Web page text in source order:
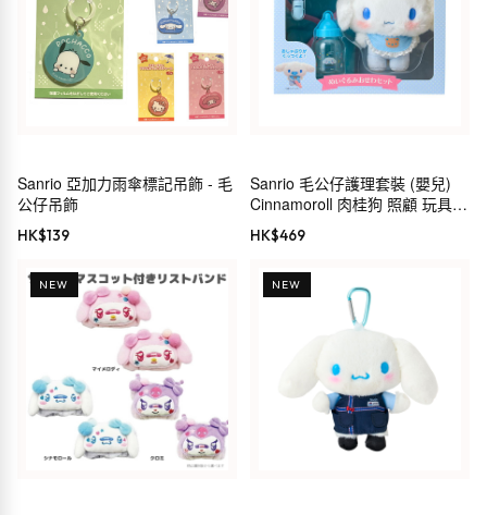
Sanrio 亞加力雨傘標記吊飾 - 毛
公仔吊飾
HK$139
Sanrio 毛公仔護理套裝 (嬰兒)
Cinnamoroll 肉桂狗 照顧 玩具
禮物 199249
HK$469
NEW NEW